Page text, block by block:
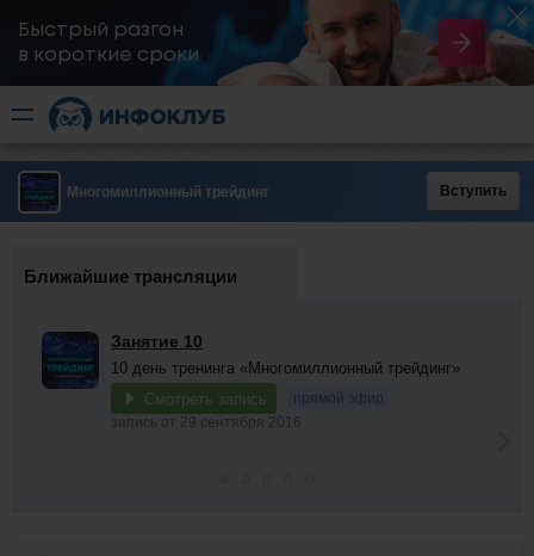
Быстрый разгон
​в короткие сроки
Многомиллионный трейдинг Вступить
Ближайшие трансляции
Занятие 10
10 день тренинга «Многомиллионный трейдинг»
Смотреть запись
прямой эфир
запись от 29 сентября 2016